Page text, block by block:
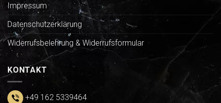
Impressum
Datenschutzerklärung
Widerrufsbelehrung & Widerrufsformular
KONTAKT
+49 162 5339464